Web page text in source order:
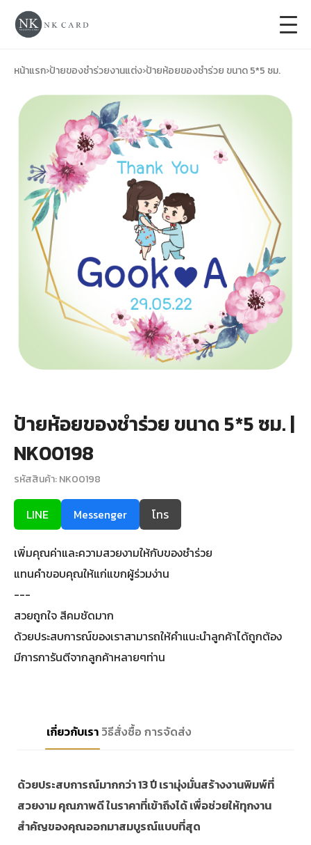
การ์ดแต่งงาน
ของชำร่วยงานแต่ง +
ของรับไหว้
ป้ายของชำร่วยงานแต่ง
การ์ดงานบวช
การ์ดขึ้นบ้านใหม่
ซองเปล่า
รับพิมพ์หน้าซอง
Wax Seal Sticker | สติกเกอร์ตราครั่งปิดซอง
รีวิว
บทความ
หน้าแรก›ป้ายของชำร่วยงานแต่ง›ป้ายห้อยของชำร่วย ขนาด 5*5 ซม.
ป้ายห้อยของชำร่วย ขนาด 5*5 ซม. |
NK00198
รหัสสินค้า: NK00198
LINE Messenger โทร
เพิ่มคุณค่าและความสวยงามให้กับของชำร่วย
แทนคำขอบคุณให้แก่แขกผู้ร่วมง่าน
---
สวยถูกใจ สีคมชัดมาก
ด้วยประสบการณ์ของเราสามารถให้คำแนะนำลูกค้าได้ถูกต้อง
มีการการันตีจากลูกค้าหลายๆท่าน
เกี่ยวกับเรา วิธีสั่งซื้อ การจัดส่ง
ด้วยประสบการณ์มากกว่า 13 ปี เรามุ่งมั่นสร้างงานพิมพ์ที่
สวยงาม คุณภาพดี ในราคาที่เข้าถึงได้ เพื่อช่วยให้ทุกงาน
สำคัญของคุณออกมาสมบูรณ์แบบที่สุด